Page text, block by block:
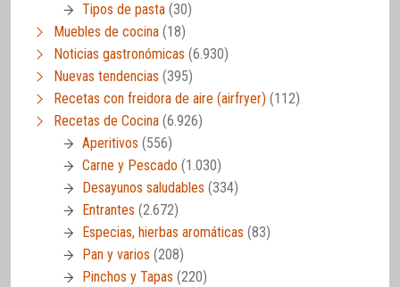
Tipos de pasta (30)
Muebles de cocina (18)
Noticias gastronómicas (6.930)
Nuevas tendencias (395)
Recetas con freidora de aire (airfryer) (112)
Recetas de Cocina (6.926)
Aperitivos (556)
Carne y Pescado (1.030)
Desayunos saludables (334)
Entrantes (2.672)
Especias, hierbas aromáticas (83)
Pan y varios (208)
Pinchos y Tapas (220)